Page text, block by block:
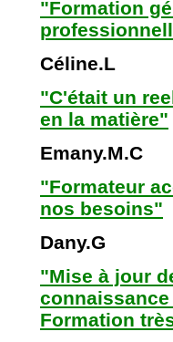
"Formation
Céline.L
"C'était un
en la matière"
Emany.M.C
"Formateur
nos besoins"
Dany.G
"Mise à jour
Formation